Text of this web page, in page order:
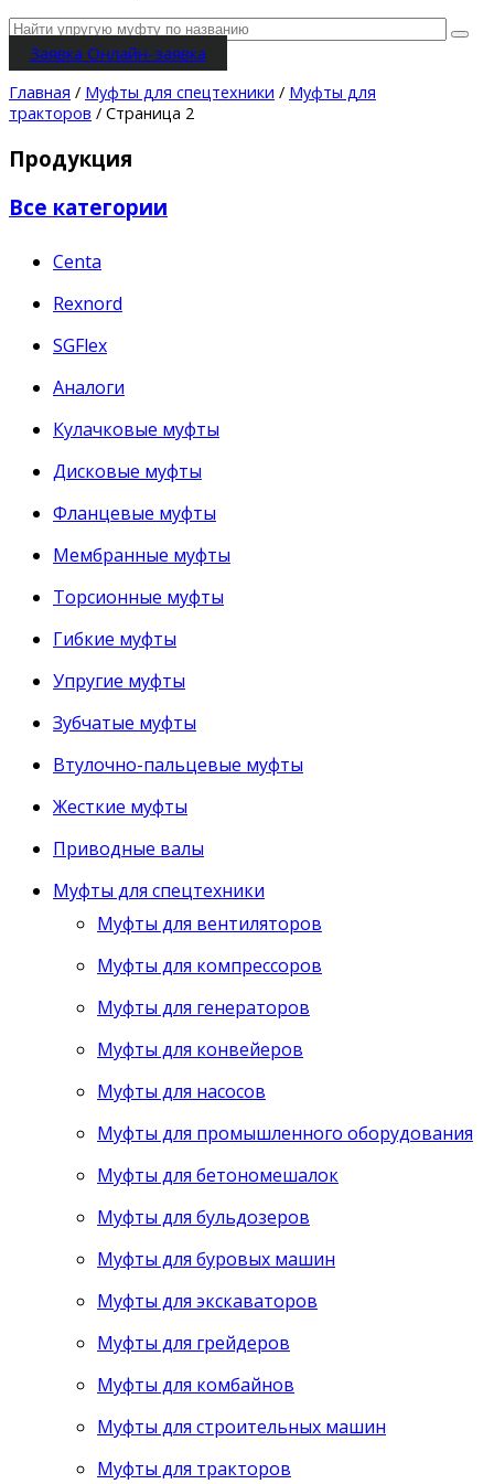
Заявка Онлайн-заявка
Главная / Муфты для спецтехники / Муфты для
тракторов / Страница 2
Продукция
Все категории
Centa
Rexnord
SGFlex
Аналоги
Кулачковые муфты
Дисковые муфты
Фланцевые муфты
Мембранные муфты
Торсионные муфты
Гибкие муфты
Упругие муфты
Зубчатые муфты
Втулочно-пальцевые муфты
Жесткие муфты
Приводные валы
Муфты для спецтехники
Муфты для вентиляторов
Муфты для компрессоров
Муфты для генераторов
Муфты для конвейеров
Муфты для насосов
Муфты для промышленного оборудования
Муфты для бетономешалок
Муфты для бульдозеров
Муфты для буровых машин
Муфты для экскаваторов
Муфты для грейдеров
Муфты для комбайнов
Муфты для строительных машин
Муфты для тракторов